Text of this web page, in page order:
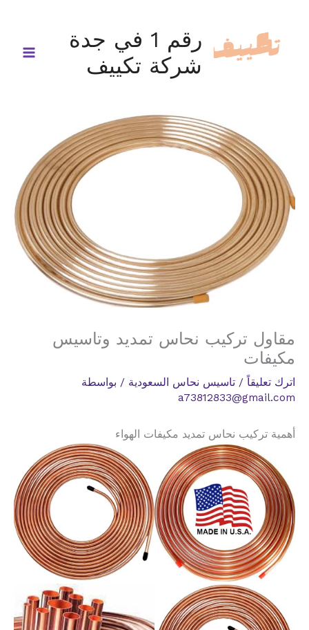
المحتوى
رقم 1 في جدة
شركة تكييف
مقاول تركيب نحاس تمديد وتاسيس
مكيفات
اترك تعليقاً / تاسيس نحاس السعودية / بواسطة
a73812833@gmail.com
أهمية تركيب نحاس تمديد مكيفات الهواء